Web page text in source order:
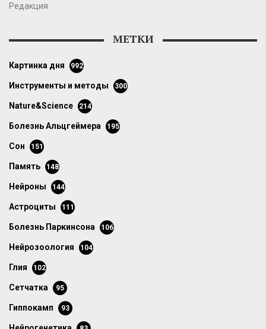
Редакция
МЕТКИ
картинка дня 992
инструменты и методы 300
Nature&Science 214
болезнь Альцгеймера 195
сон 151
память 148
нейроны 144
астроциты 111
болезнь Паркинсона 106
нейрозоология 104
глия 102
сетчатка 95
гиппокамп 93